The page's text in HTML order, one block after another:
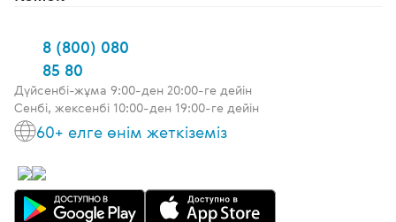
8 (800) 080
85 80
Дүйсенбі-жұма 9:00-ден 20:00-ге дейін
Сенбі, жексенбі 10:00-ден 19:00-ге дейін
60+ елге өнім жеткіземіз